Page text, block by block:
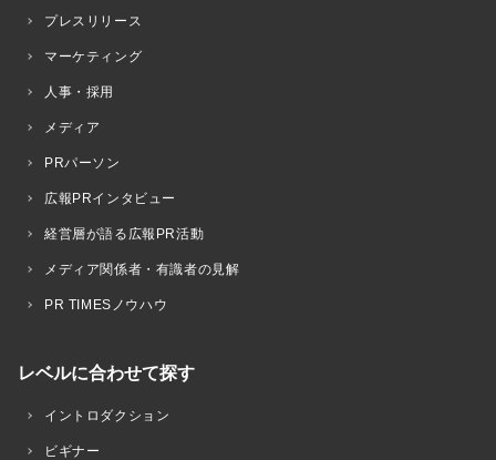
プレスリリース
マーケティング
人事・採用
メディア
PRパーソン
広報PRインタビュー
経営層が語る広報PR活動
メディア関係者・有識者の見解
PR TIMESノウハウ
レベルに合わせて探す
イントロダクション
ビギナー